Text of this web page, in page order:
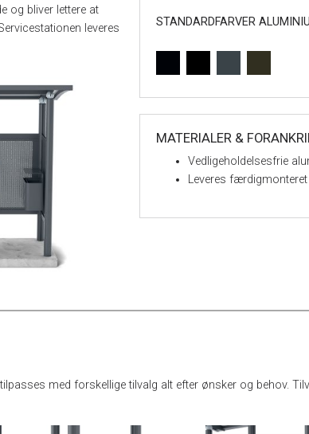
og bliver lettere at
leveres
STANDARDFARVER
MATERIALER &
Vedligeholdelsesfrie
Leveres
med forskellige tilvalg alt efter ønsker og behov.